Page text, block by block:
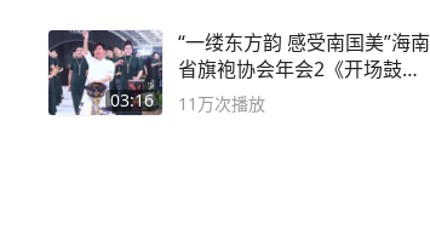
03:16
“一缕东方韵 感受南国美”海南
省旗袍协会年会2《开场鼓》
二团
11万次播放